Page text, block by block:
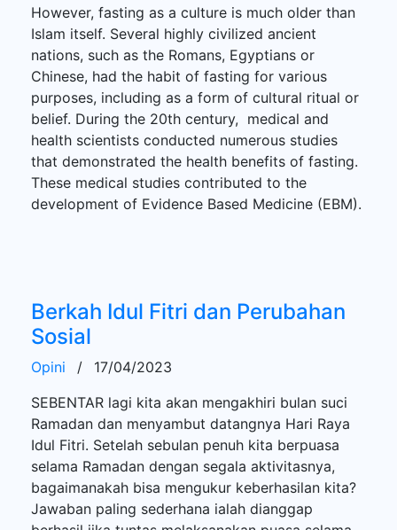
However, fasting as a culture is much older than
Islam itself. Several highly civilized ancient
nations, such as the Romans, Egyptians or
Chinese, had the habit of fasting for various
purposes, including as a form of cultural ritual or
belief. During the 20th century, medical and
health scientists conducted numerous studies
that demonstrated the health benefits of fasting.
These medical studies contributed to the
development of Evidence Based Medicine (EBM).
Berkah Idul Fitri dan Perubahan
Sosial
Opini /
17/04/2023
SEBENTAR lagi kita akan mengakhiri bulan suci
Ramadan dan menyambut datangnya Hari Raya
Idul Fitri. Setelah sebulan penuh kita berpuasa
selama Ramadan dengan segala aktivitasnya,
bagaimanakah bisa mengukur keberhasilan kita?
Jawaban paling sederhana ialah dianggap